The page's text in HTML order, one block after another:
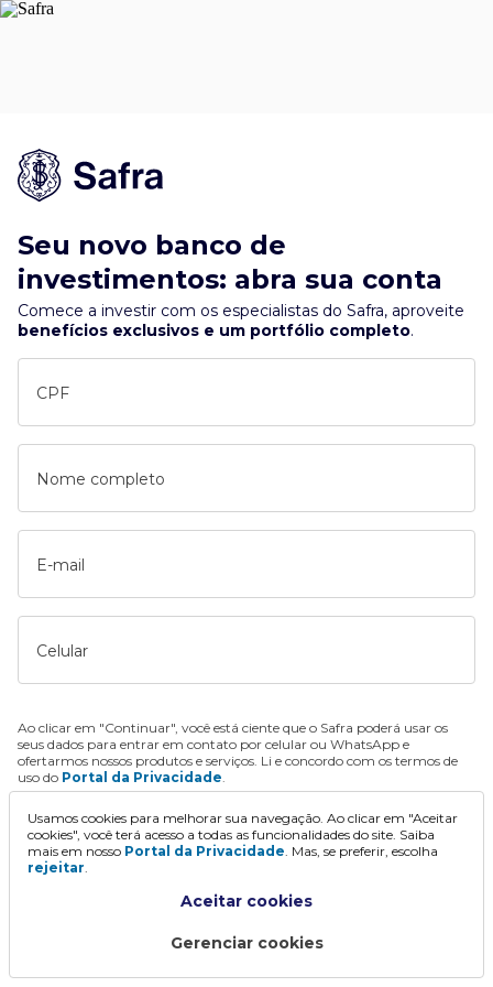
Seu novo banco de
investimentos: abra sua conta
Comece a investir com os especialistas do Safra, aproveite
benefícios exclusivos e um portfólio completo.
CPF
Nome completo
E-mail
Celular
Ao clicar em "Continuar", você está ciente que o Safra poderá usar os
seus dados para entrar em contato por celular ou WhatsApp e
ofertarmos nossos produtos e serviços. Li e concordo com os termos de
uso do Portal da Privacidade.
Continuar
Usamos cookies para melhorar sua navegação. Ao clicar em "Aceitar
cookies", você terá acesso a todas as funcionalidades do site. Saiba
mais em nosso Portal da Privacidade. Mas, se preferir, escolha
rejeitar.
Aceitar cookies
Gerenciar cookies